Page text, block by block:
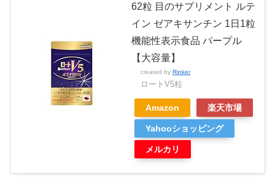
62粒 目のサプリメント ルテ
イン ゼアキサンチン 1日1粒
機能性表示食品 パープル
【大容量】
created by Rinker
ロートV5粒
Amazon 楽天市場
Yahooショッピング
メルカリ